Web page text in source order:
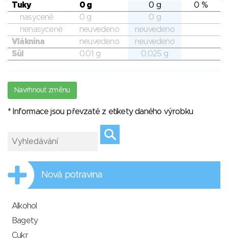
Tuky
0 g 0 g
0 %
nasycené
0 g
0 g
nenasycené
neuvedeno
neuvedeno
Vláknina
neuvedeno
neuvedeno
Sůl
0.01 g 0.025 g
Navrhnout změnu
* Informace jsou převzaté z etikety daného výrobku
Nová potravina
Alkohol
Bagety
Cukr